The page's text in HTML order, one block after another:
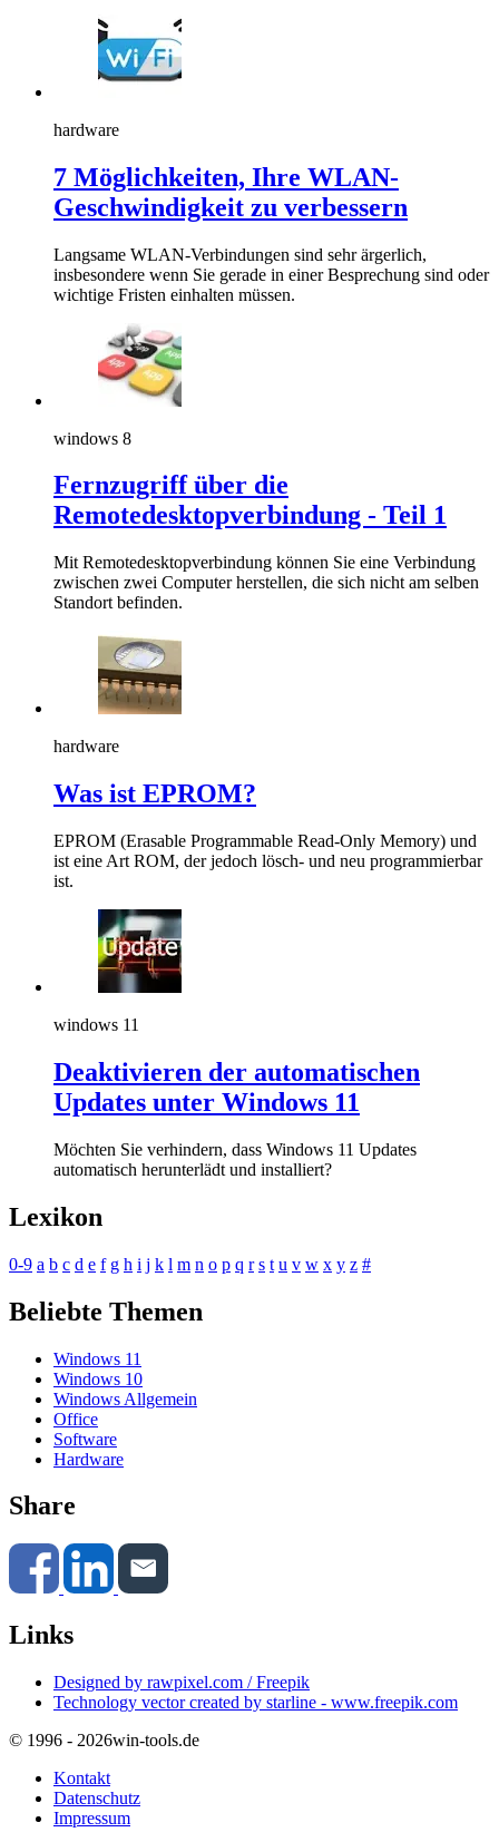
hardware
7 Möglichkeiten, Ihre WLAN-
Geschwindigkeit zu verbessern
Langsame WLAN-Verbindungen sind sehr ärgerlich,
insbesondere wenn Sie gerade in einer Besprechung sind oder
wichtige Fristen einhalten müssen.
windows 8
Fernzugriff über die
Remotedesktopverbindung - Teil 1
Mit Remotedesktopverbindung können Sie eine Verbindung
zwischen zwei Computer herstellen, die sich nicht am selben
Standort befinden.
hardware
Was ist EPROM?
EPROM (Erasable Programmable Read-Only Memory) und
ist eine Art ROM, der jedoch lösch- und neu programmierbar
ist.
windows 11
Deaktivieren der automatischen
Updates unter Windows 11
Möchten Sie verhindern, dass Windows 11 Updates
automatisch herunterlädt und installiert?
Lexikon
0-9 a b c d e f g h i j k l m n o p q r s t u v w x y z #
Beliebte Themen
Windows 11
Windows 10
Windows Allgemein
Office
Software
Hardware
Share
Links
Designed by rawpixel.com / Freepik
Technology vector created by starline - www.freepik.com
© 1996 - 2026win-tools.de
Kontakt
Datenschutz
Impressum